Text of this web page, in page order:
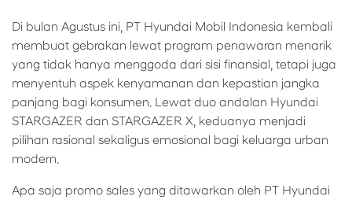
Di bulan Agustus ini, PT Hyundai Mobil Indonesia kembali
membuat gebrakan lewat program penawaran menarik
yang tidak hanya menggoda dari sisi finansial, tetapi juga
menyentuh aspek kenyamanan dan kepastian jangka
panjang bagi konsumen. Lewat duo andalan Hyundai
STARGAZER dan STARGAZER X, keduanya menjadi
pilihan rasional sekaligus emosional bagi keluarga urban
modern.
Apa saja promo sales yang ditawarkan oleh PT Hyundai